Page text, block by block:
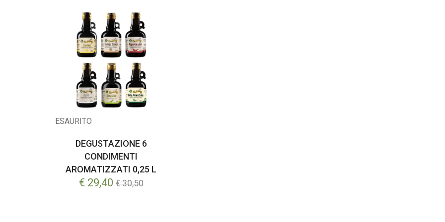
ESAURITO
DEGUSTAZIONE 6
CONDIMENTI
AROMATIZZATI 0,25 L
€ 29,40 € 30,50